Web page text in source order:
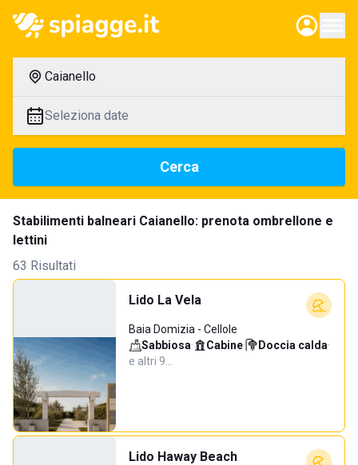
Caianello
Seleziona date
Cerca
Stabilimenti balneari Caianello: prenota ombrellone e
lettini
63 Risultati
Lido La Vela
Baia Domizia - Cellole
Sabbiosa· Cabine· Doccia calda·
e altri 9…
Lido Haway Beach